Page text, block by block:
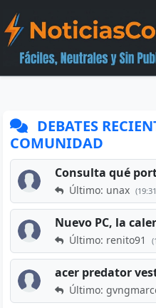
DEBATES
COMUNIDAD
Consulta qué
Último: unax
Nuevo PC, la
Último: renito91
Último: